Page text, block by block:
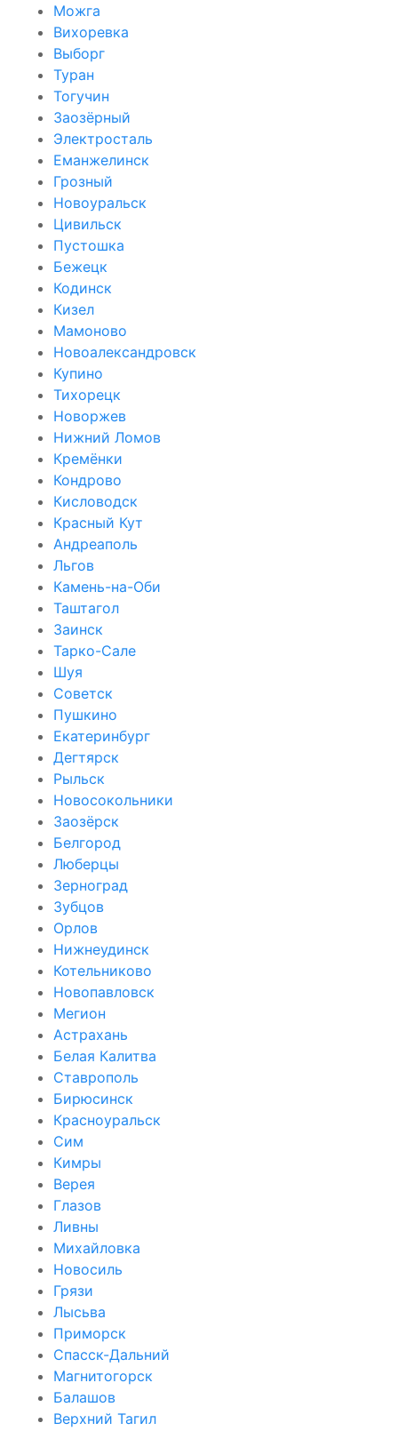
Можга
Вихоревка
Выборг
Туран
Тогучин
Заозёрный
Электросталь
Еманжелинск
Грозный
Новоуральск
Цивильск
Пустошка
Бежецк
Кодинск
Кизел
Мамоново
Новоалександровск
Купино
Тихорецк
Новоржев
Нижний Ломов
Кремёнки
Кондрово
Кисловодск
Красный Кут
Андреаполь
Льгов
Камень-на-Оби
Таштагол
Заинск
Тарко-Сале
Шуя
Советск
Пушкино
Екатеринбург
Дегтярск
Рыльск
Новосокольники
Заозёрск
Белгород
Люберцы
Зерноград
Зубцов
Орлов
Нижнеудинск
Котельниково
Новопавловск
Мегион
Астрахань
Белая Калитва
Ставрополь
Бирюсинск
Красноуральск
Сим
Кимры
Верея
Глазов
Ливны
Михайловка
Новосиль
Грязи
Лысьва
Приморск
Спасск-Дальний
Магнитогорск
Балашов
Верхний Тагил